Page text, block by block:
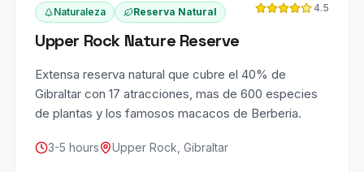
Naturaleza Reserva Natural
Upper Rock Nature Reserve
4.5
Extensa reserva natural que cubre el 40% de
Gibraltar con 17 atracciones, mas de 600 especies
de plantas y los famosos macacos de Berberia.
3-5 hours Upper Rock, Gibraltar